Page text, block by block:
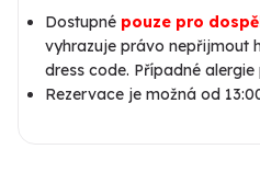
Dostupné pouze pro
vyhrazuje právo nepřijmout
dress code. Případné
Rezervace je možná od